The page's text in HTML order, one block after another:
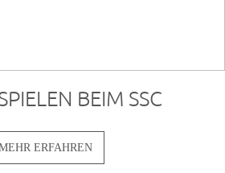
BEIM SSC
ERFAHREN